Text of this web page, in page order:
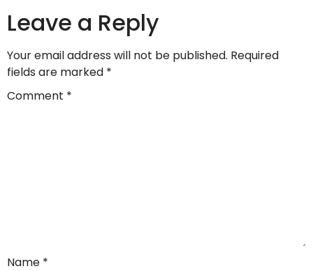
Leave a Reply
Your email address will not be published. Required
fields are marked *
Comment *
Name *